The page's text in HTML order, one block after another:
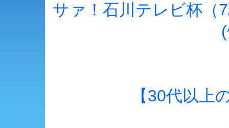
サァ！石川テレビ杯（
【30代以上